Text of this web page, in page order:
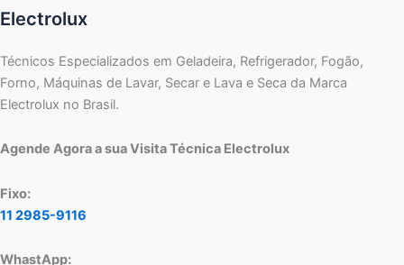
Electrolux
Técnicos Especializados em Geladeira, Refrigerador, Fogão,
Forno, Máquinas de Lavar, Secar e Lava e Seca da Marca
Electrolux no Brasil.
Agende Agora a sua Visita Técnica Electrolux
Fixo:
11 2985-9116
WhastApp: